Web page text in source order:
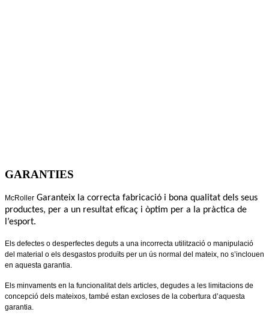
GARANTIES
McRoller Garanteix la correcta fabricació i bona qualitat dels seus
productes, per a un resultat eficaç i òptim per a la pràctica de
l’esport.
Els defectes o desperfectes deguts a una incorrecta utilització o manipulació
del material o els desgastos produïts per un ús normal del mateix, no s’inclouen
en aquesta garantia.
Els minvaments en la funcionalitat dels articles, degudes a les limitacions de
concepció dels mateixos, també estan excloses de la cobertura d’aquesta
garantia.